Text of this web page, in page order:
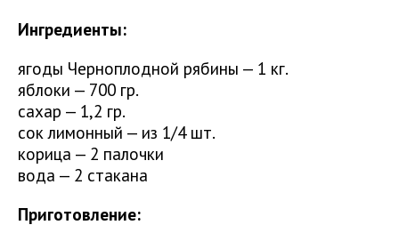
Ингредиенты:
ягоды Черноплодной рябины — 1 кг.
яблоки — 700 гр.
сахар — 1,2 гр.
сок лимонный — из 1/4 шт.
корица — 2 палочки
вода — 2 стакана
Приготовление: